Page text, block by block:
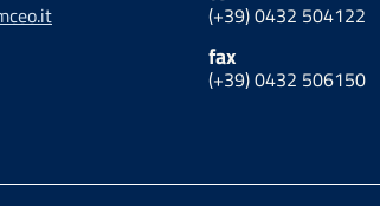
(+39) 0432 504122
fax
(+39) 0432 506150